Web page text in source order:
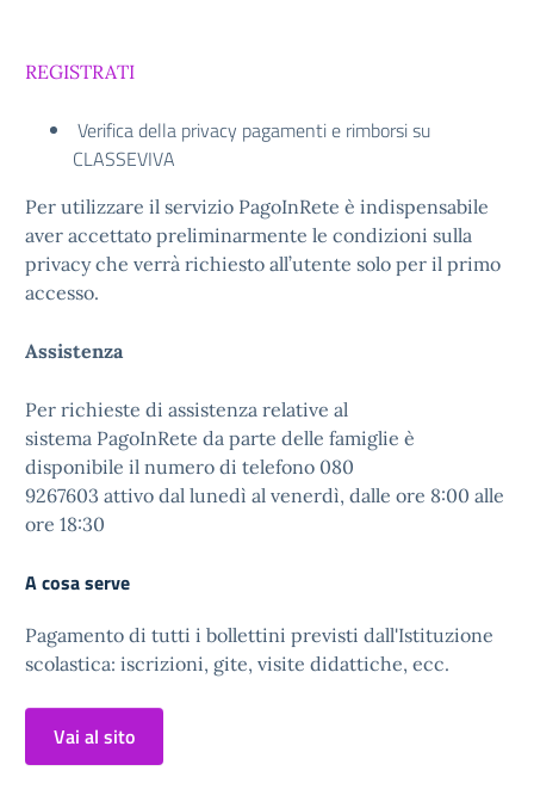
REGISTRATI
Verifica della privacy pagamenti e rimborsi su
CLASSEVIVA
Per utilizzare il servizio PagoInRete è indispensabile
aver accettato preliminarmente le condizioni sulla
privacy che verrà richiesto all’utente solo per il primo
accesso.
Assistenza
Per richieste di assistenza relative al
sistema PagoInRete da parte delle famiglie è
disponibile il numero di telefono 080
9267603 attivo dal lunedì al venerdì, dalle ore 8:00 alle
ore 18:30
A cosa serve
Pagamento di tutti i bollettini previsti dall'Istituzione
scolastica: iscrizioni, gite, visite didattiche, ecc.
Vai al sito